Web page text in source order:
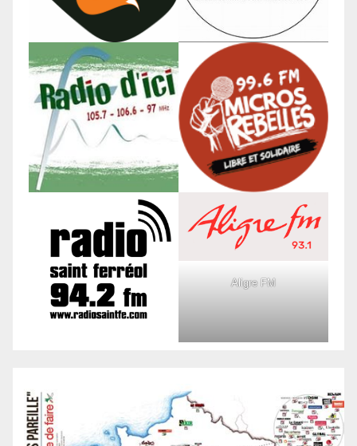
Aligre FM